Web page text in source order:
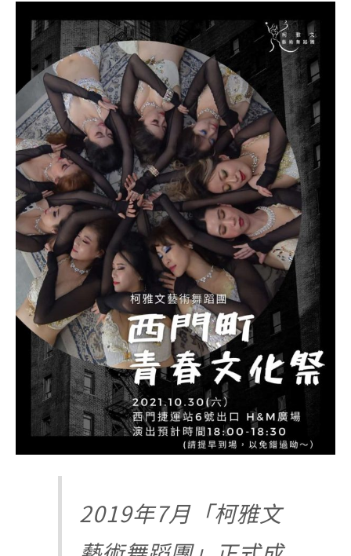
2019年7月「柯雅文